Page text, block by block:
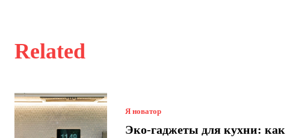
Related
Я новатор
Эко-гаджеты для кухни: как